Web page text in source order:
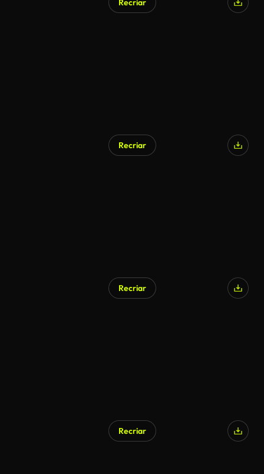
Recriar
Recriar
Recriar
Recriar